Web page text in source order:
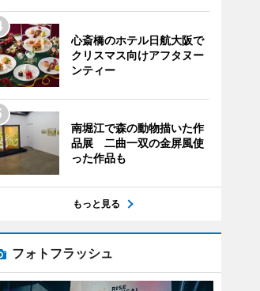
心斎橋のホテル日航大阪で
クリスマス向けアフタヌー
ンティー
南堀江で森の動物描いた作
品展 二曲一双の金屏風使
った作品も
もっと見る
フォトフラッシュ